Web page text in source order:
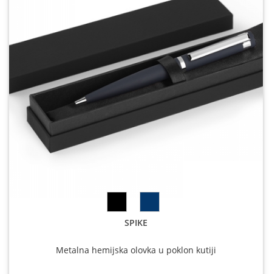
SPIKE
Metalna hemijska olovka u poklon kutiji